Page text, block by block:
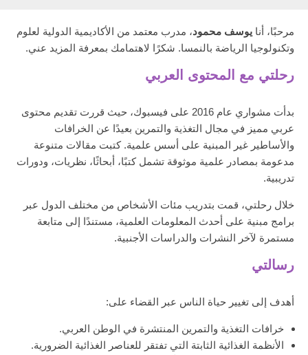
مرحبًا، أنا يوسف محمود، مدرب معتمد من الأكاديمية الدولية لعلوم
وتكنولوجيا الرياضة بالنمسا. شكرًا لاهتمامك بمعرفة المزيد عني.
رحلتي مع المحتوى العربي
بدأت مشواري عام 2016 على فيسبوك، حيث قررت تقديم محتوى
عربي مميز في مجال التغذية والتمرين بعيدًا عن الخرافات
والأساطير غير المبنية على أسس علمية. كتبت مقالات متنوعة
مدعومة بمصادر علمية موثوقة تشمل كتبًا، أبحاثًا، نظريات، ودورات
تدريبية.
خلال رحلتي، قمت بتدريب مئات الأشخاص من مختلف الدول عبر
برامج مبنية على أحدث المعلومات العلمية، مستندًا إلى متابعة
مستمرة لآخر النشرات والدراسات الأجنبية.
رسالتي
أهدف إلى تغيير حياة الناس عبر القضاء على:
خرافات التغذية والتمرين المنتشرة في الوطن العربي.
الأنظمة الغذائية الثابتة التي تفتقر للعناصر الغذائية الضرورية.